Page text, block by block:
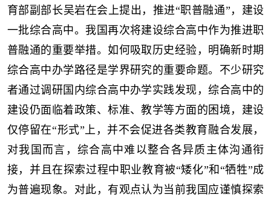
育部副部长吴岩在会上提出，推进“职普融通”，建设
一批综合高中。我国再次将建设综合高中作为推进职
普融通的重要举措。如何吸取历史经验，明确新时期
综合高中办学路径是学界研究的重要命题。不少研究
者通过调研国内综合高中办学实践发现，综合高中的
建设仍面临着政策、标准、教学等方面的困境，建设
仅停留在“形式”上，并不会促进各类教育融合发展，
对我国而言，综合高中难以整合各异质主体沟通衔
接，并且在探索过程中职业教育被“矮化”和“牺牲”成
为普遍现象。对此，有观点认为当前我国应谨慎探索